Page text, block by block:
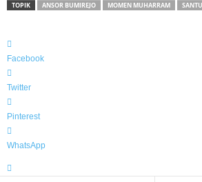
TOPIK ANSOR BUMIREJO MOMEN MUHARRAM
Facebook
Twitter
Pinterest
WhatsApp